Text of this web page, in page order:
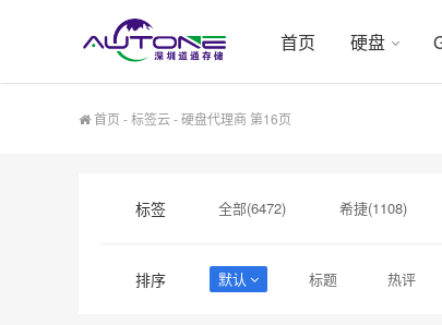
首页 硬盘
首页 -标签云- 硬盘代理商 第16页
标签 全部(6472) 希捷(1108)
排序 默认 标题 热评